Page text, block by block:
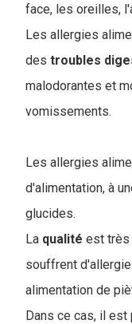
face, les oreilles,
Les allergies
des troubles
malodorantes et
vomissements.
Les allergies
d'alimentation, à
glucides.
La qualité est très
souffrent
alimentation de
Dans ce cas, il